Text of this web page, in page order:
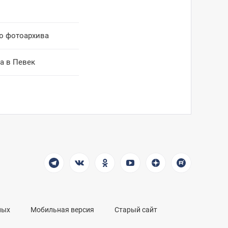
фотоархива
в Певек
Мобильная версия Старый сайт